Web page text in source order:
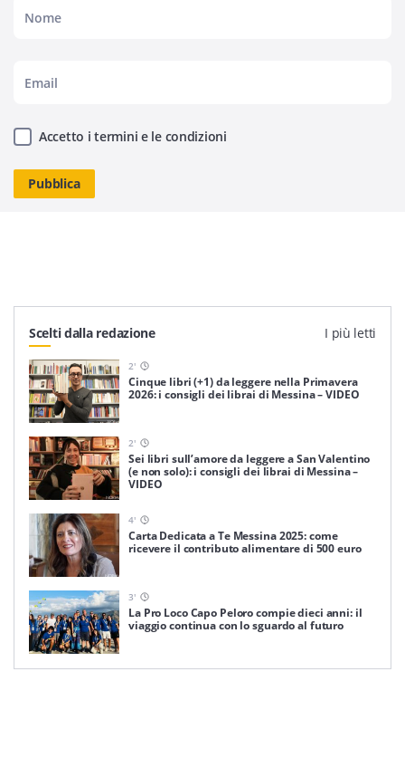
Accetto i termini e le condizioni
Scelti dalla redazione I più letti
2'
Cinque libri (+1) da leggere nella Primavera
2026: i consigli dei librai di Messina – VIDEO
2'
Sei libri sull’amore da leggere a San Valentino
(e non solo): i consigli dei librai di Messina –
VIDEO
4'
Carta Dedicata a Te Messina 2025: come
ricevere il contributo alimentare di 500 euro
3'
La Pro Loco Capo Peloro compie dieci anni: il
viaggio continua con lo sguardo al futuro